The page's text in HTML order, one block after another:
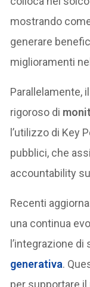
mostrando
generare
miglioramenti
Parallelamente,
rigoroso di
l’utilizzo di Key
pubblici, che
accountability
Recenti
una continua
l’integrazione
generativa.
per supportare